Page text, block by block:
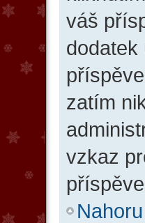
váš
dodatek
zatím
vzkaz
Nahoru